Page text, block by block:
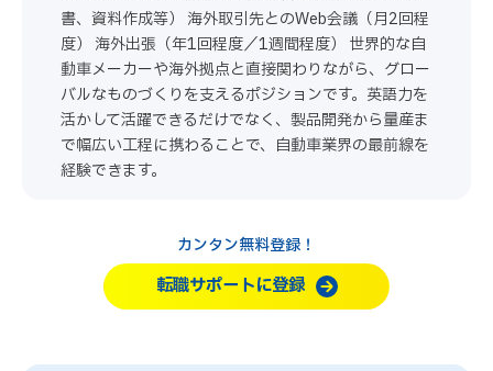
書、資料作成等） 海外取引先とのWeb会議（月2回程
度） 海外出張（年1回程度／1週間程度） 世界的な自
動車メーカーや海外拠点と直接関わりながら、グロー
バルなものづくりを支えるポジションです。英語力を
活かして活躍できるだけでなく、製品開発から量産ま
で幅広い工程に携わることで、自動車業界の最前線を
経験できます。
カンタン無料登録！
転職サポートに登録